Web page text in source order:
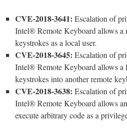
CVE-2018-3641: Escalation of
Intel® Remote Keyboard allows a
keystrokes as a local user.
CVE-2018-3645: Escalation of
Intel® Remote Keyboard allows a
keystrokes into another remote
CVE-2018-3638: Escalation of
Intel® Remote Keyboard allows
execute arbitrary code as a